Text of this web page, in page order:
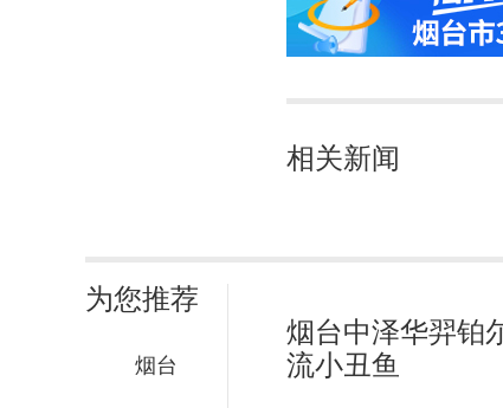
相关新闻
烟台中泽华羿铂
流小丑鱼
为您推荐
烟台